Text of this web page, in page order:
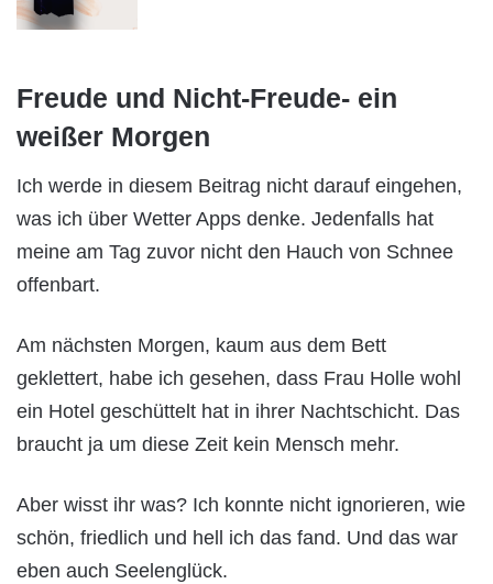
Freude und Nicht-Freude- ein
weißer Morgen
Ich werde in diesem Beitrag nicht darauf eingehen,
was ich über Wetter Apps denke. Jedenfalls hat
meine am Tag zuvor nicht den Hauch von Schnee
offenbart.
Am nächsten Morgen, kaum aus dem Bett
geklettert, habe ich gesehen, dass Frau Holle wohl
ein Hotel geschüttelt hat in ihrer Nachtschicht. Das
braucht ja um diese Zeit kein Mensch mehr.
Aber wisst ihr was? Ich konnte nicht ignorieren, wie
schön, friedlich und hell ich das fand. Und das war
eben auch Seelenglück.